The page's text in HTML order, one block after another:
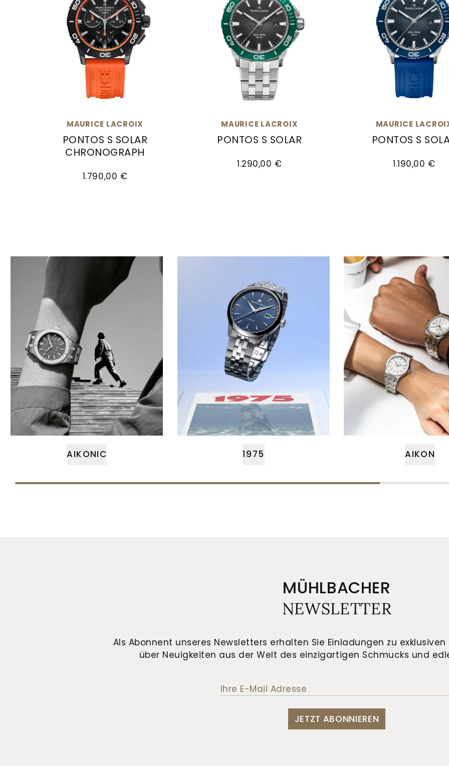
MAURICE LACROIX
PONTOS S SOLAR
CHRONOGRAPH
Maurice Lacroix Pontos S Solar Chronograph, Ref: PT1038-DLB00-330-6, Preis: 1.790,00 €
1.790,00 €
MAURICE LACROIX
PONTOS S SOLAR
1.290,00 €
MAURICE
PONTOS S
1.190,00 €
AIKONIC 1975 AIKON
MÜHLBACHER
NEWSLETTER
Als Abonnent unseres Newsletters erhalten Sie Einladungen zu
über Neuigkeiten aus der Welt des einzigartigen Schmucks und
JETZT ABONNIEREN